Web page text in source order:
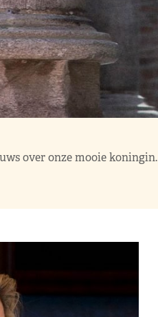
over onze mooie koningin.